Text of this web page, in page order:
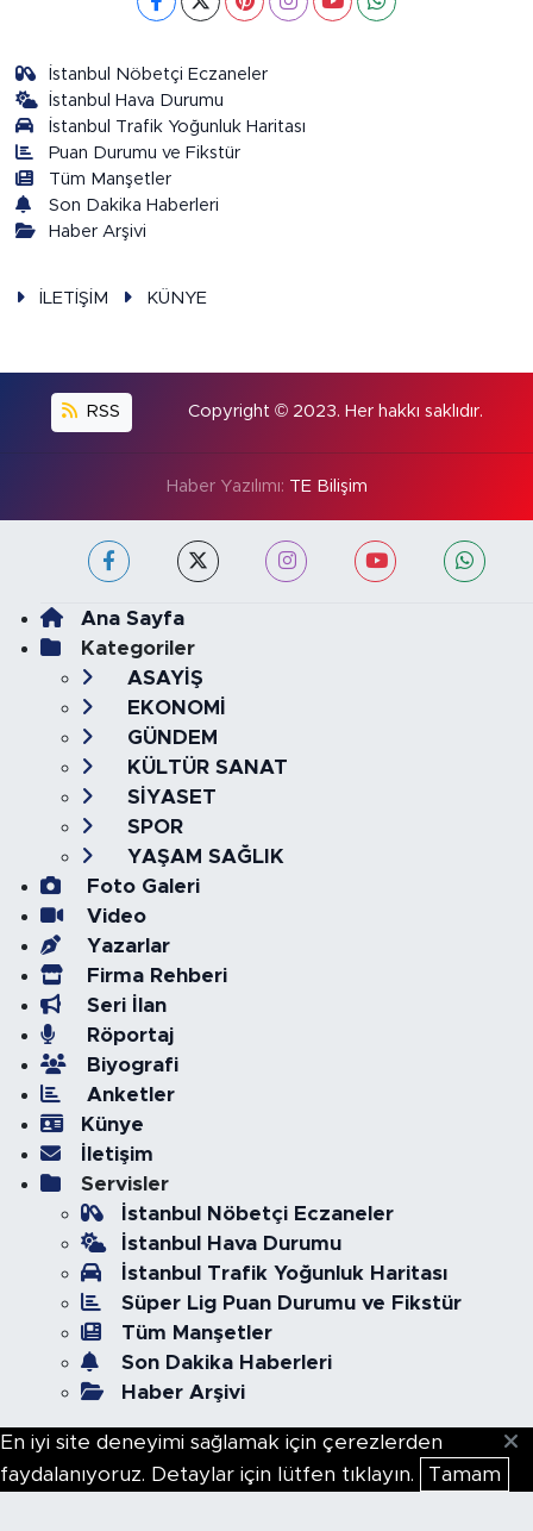
İstanbul Nöbetçi Eczaneler
İstanbul Hava Durumu
İstanbul Trafik Yoğunluk Haritası
Puan Durumu ve Fikstür
Tüm Manşetler
Son Dakika Haberleri
Haber Arşivi
İLETİŞİM KÜNYE
RSS Copyright © 2023. Her hakkı saklıdır.
Haber Yazılımı: TE Bilişim
Ana Sayfa
Kategoriler
ASAYİŞ
EKONOMİ
GÜNDEM
KÜLTÜR SANAT
SİYASET
SPOR
YAŞAM SAĞLIK
Foto Galeri
Video
Yazarlar
Firma Rehberi
Seri İlan
Röportaj
Biyografi
Anketler
Künye
İletişim
Servisler
İstanbul Nöbetçi Eczaneler
İstanbul Hava Durumu
İstanbul Trafik Yoğunluk Haritası
Süper Lig Puan Durumu ve Fikstür
Tüm Manşetler
Son Dakika Haberleri
Haber Arşivi
En iyi site deneyimi sağlamak için çerezlerden
faydalanıyoruz. Detaylar için lütfen tıklayın.
Tamam